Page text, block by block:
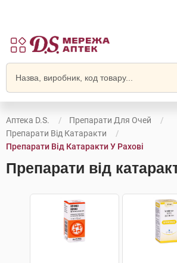
Аптека D.S.
Препарати Для Очей
Препарати Від Катаракти
Препарати Від Катаракти У Рахові
Препарати від